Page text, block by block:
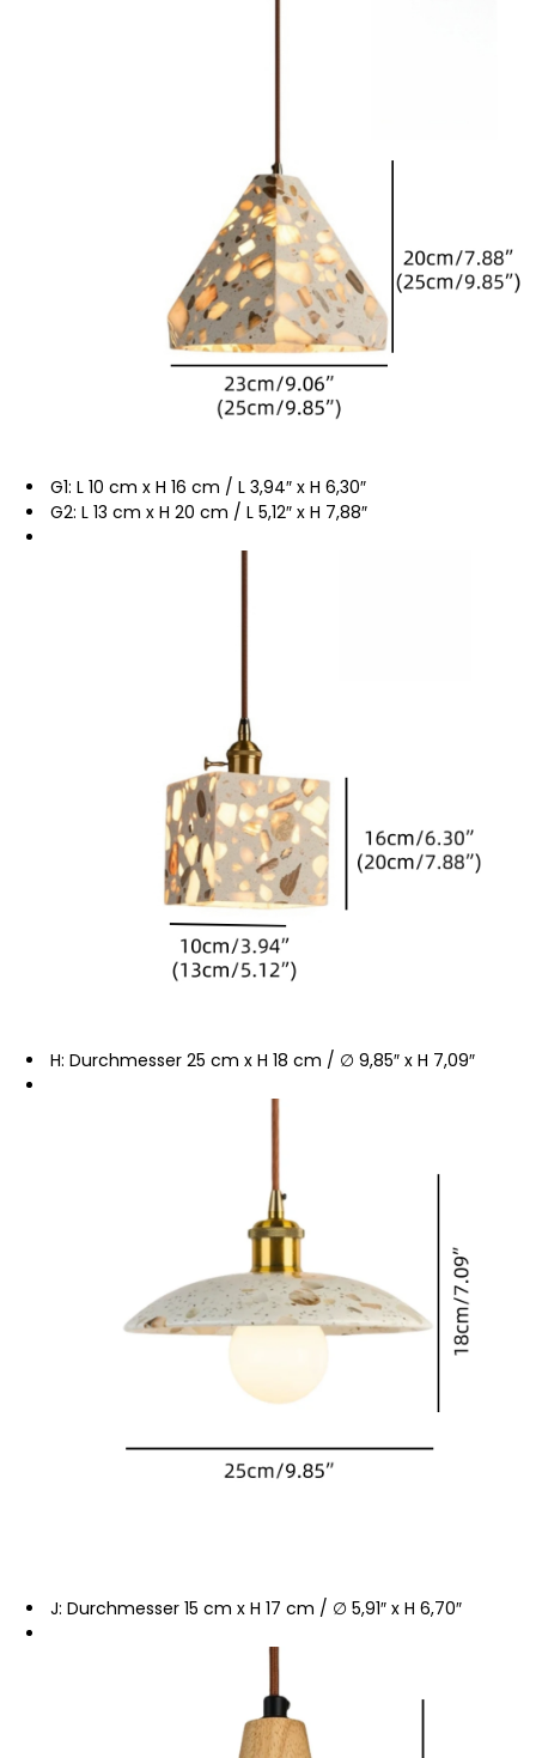
G1: L 10 cm x H 16 cm / L 3,94″ x H 6,30″
G2: L 13 cm x H 20 cm / L 5,12″ x H 7,88″
H: Durchmesser 25 cm x H 18 cm / ∅ 9,85″ x H 7,09″
J: Durchmesser 15 cm x H 17 cm / ∅ 5,91″ x H 6,70″